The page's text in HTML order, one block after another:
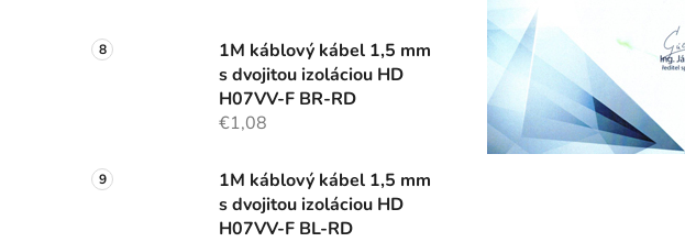
1M káblový kábel 1,5 mm
s dvojitou izoláciou HD
H07VV-F BR-RD
€1,08
1M káblový kábel 1,5 mm
s dvojitou izoláciou HD
H07VV-F BL-RD